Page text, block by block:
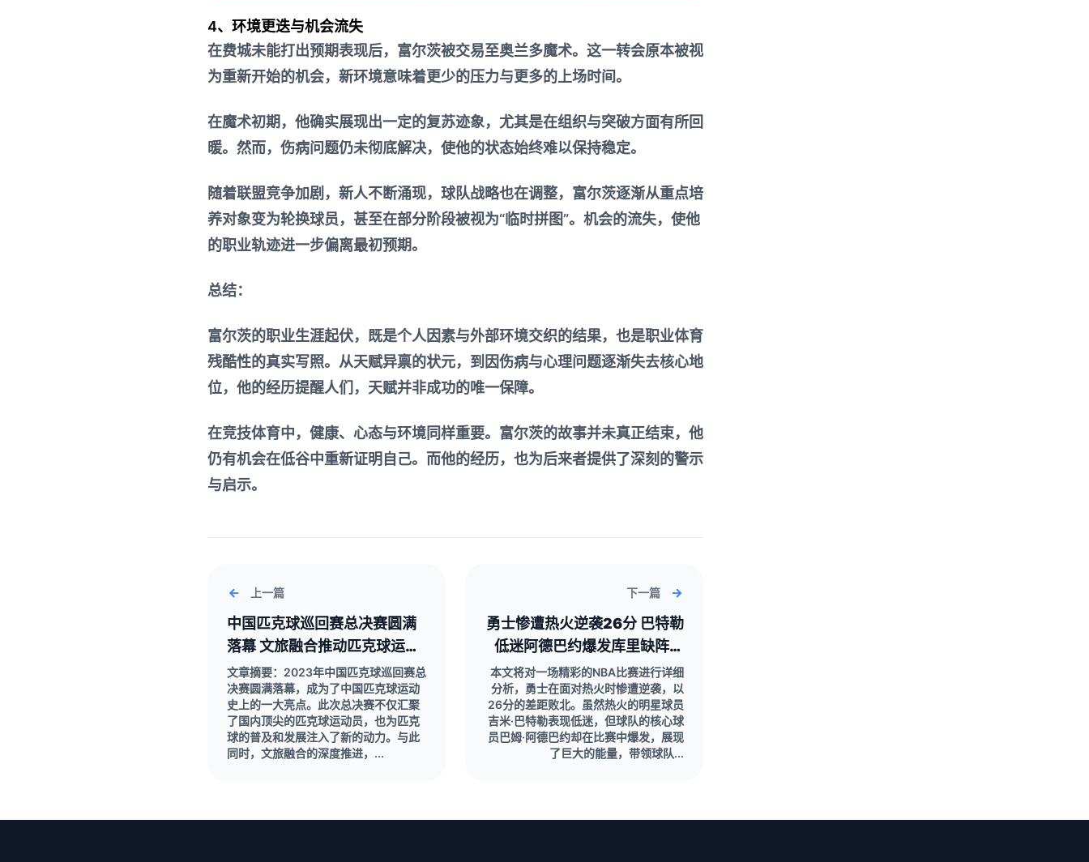
4、环境更迭与机会流失
在费城未能打出预期表现后，富尔茨被交易至奥兰多魔术。这一转会原本被视
为重新开始的机会，新环境意味着更少的压力与更多的上场时间。
在魔术初期，他确实展现出一定的复苏迹象，尤其是在组织与突破方面有所回
暖。然而，伤病问题仍未彻底解决，使他的状态始终难以保持稳定。
随着联盟竞争加剧，新人不断涌现，球队战略也在调整，富尔茨逐渐从重点培
养对象变为轮换球员，甚至在部分阶段被视为“临时拼图”。机会的流失，使他
的职业轨迹进一步偏离最初预期。
总结：
富尔茨的职业生涯起伏，既是个人因素与外部环境交织的结果，也是职业体育
残酷性的真实写照。从天赋异禀的状元，到因伤病与心理问题逐渐失去核心地
位，他的经历提醒人们，天赋并非成功的唯一保障。
在竞技体育中，健康、心态与环境同样重要。富尔茨的故事并未真正结束，他
仍有机会在低谷中重新证明自己。而他的经历，也为后来者提供了深刻的警示
与启示。
上一篇
中国匹克球巡回赛总决赛圆满
落幕 文旅融合推动匹克球运动
快速发展新局面
文章摘要：2023年中国匹克球巡回赛总
决赛圆满落幕，成为了中国匹克球运动
史上的一大亮点。此次总决赛不仅汇聚
了国内顶尖的匹克球运动员，也为匹克
球的普及和发展注入了新的动力。与此
同时，文旅融合的深度推进，...
下一篇
勇士惨遭热火逆袭26分 巴特勒
低迷阿德巴约爆发库里缺阵成
关键
本文将对一场精彩的NBA比赛进行详细
分析，勇士在面对热火时惨遭逆袭，以
26分的差距败北。虽然热火的明星球员
吉米·巴特勒表现低迷，但球队的核心球
员巴姆·阿德巴约却在比赛中爆发，展现
了巨大的能量，带领球队...